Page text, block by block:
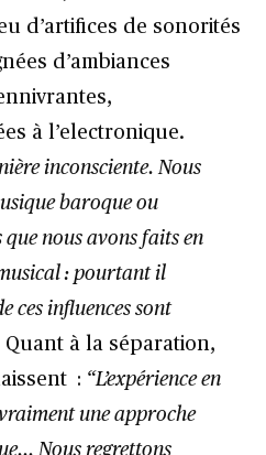
d’artifices de sonorités
d’ambiances
à l’electronique.
inconsciente. Nous
baroque ou
nous avons faits en
: pourtant il
ces influences sont
Quant à la séparation,
: “L’expérience en
une approche
Nous regrettons